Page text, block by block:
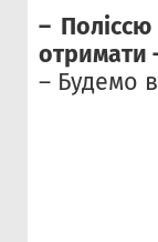
–
отримати
– Будемо